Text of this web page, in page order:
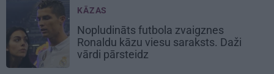
KĀZAS
Nopludināts futbola zvaigznes
Ronaldu kāzu viesu saraksts. Daži
vārdi pārsteidz